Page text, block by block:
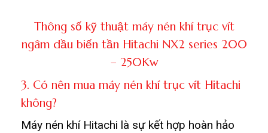
Thông số kỹ thuật máy nén khí trục vít
ngâm dầu biến tần Hitachi NX2 series 200
– 250Kw
3. Có nên mua máy nén khí trục vít Hitachi
không?
Máy nén khí Hitachi là sự kết hợp hoàn hảo